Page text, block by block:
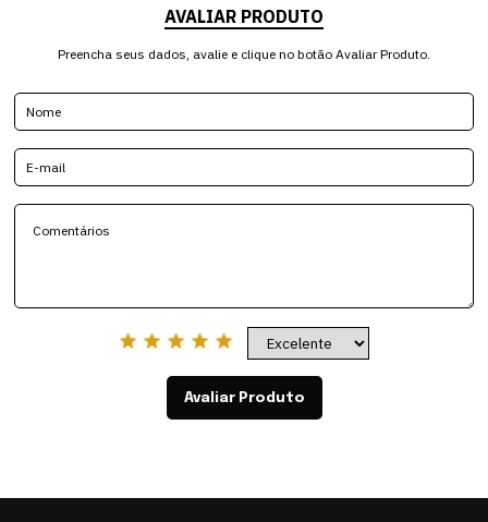
AVALIAR PRODUTO
Preencha seus dados, avalie e clique no botão Avaliar Produto.
Avaliar Produto